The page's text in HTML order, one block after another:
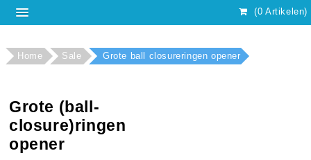
(0 Artikelen)
Home Sale Grote ball closureringen opener
Grote (ball-
closure)ringen
opener